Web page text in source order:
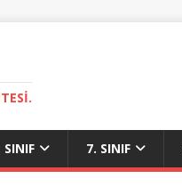
SINIF 7. SINIF